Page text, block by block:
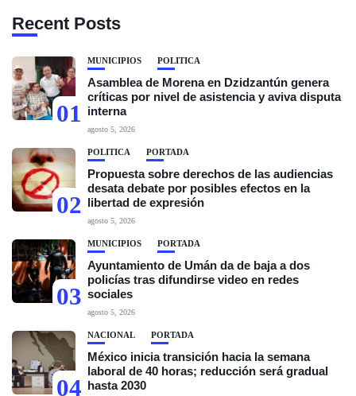
Recent Posts
01
MUNICIPIOS POLÍTICA
Asamblea de Morena en Dzidzantún genera
críticas por nivel de asistencia y aviva disputa
interna
agosto 5, 2026
02
POLÍTICA PORTADA
Propuesta sobre derechos de las audiencias
desata debate por posibles efectos en la
libertad de expresión
agosto 5, 2026
03
MUNICIPIOS PORTADA
Ayuntamiento de Umán da de baja a dos
policías tras difundirse video en redes
sociales
agosto 5, 2026
04
NACIONAL PORTADA
México inicia transición hacia la semana
laboral de 40 horas; reducción será gradual
hasta 2030